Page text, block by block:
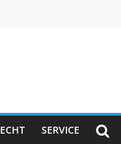
SERVICE